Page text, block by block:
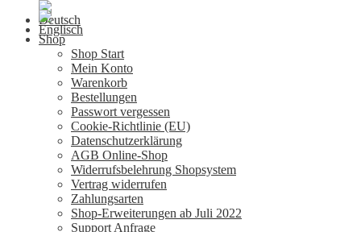
Shop
Shop Start
Mein Konto
Warenkorb
Bestellungen
Passwort vergessen
Cookie-Richtlinie (EU)
Datenschutzerklärung
AGB Online-Shop
Widerrufsbelehrung Shopsystem
Vertrag widerrufen
Zahlungsarten
Shop-Erweiterungen ab Juli 2022
Support Anfrage